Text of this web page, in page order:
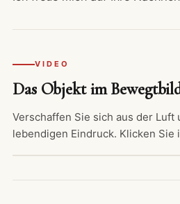
VIDEO
Das Objekt im
Verschaffen Sie sich aus der Luft
lebendigen Eindruck. Klicken Sie